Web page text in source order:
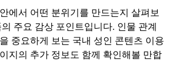
에서 어떤 분위기를 만드는지 살펴보
주요 감상 포인트입니다. 인물 관계
중요하게 보는 국내 성인 콘텐츠 이용
지의 추가 정보도 함께 확인해볼 만합